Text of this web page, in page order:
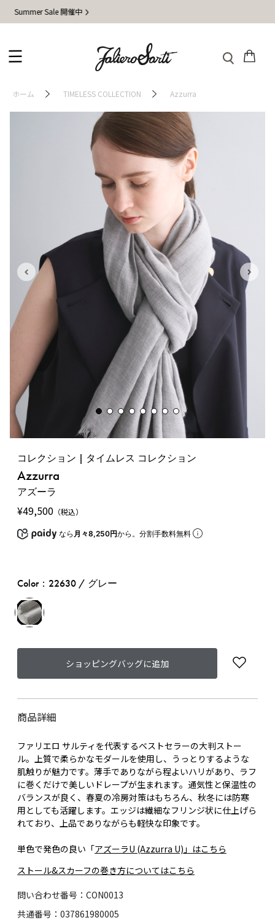
Sale 開催中
ホーム TIMELESS COLLECTION Azzurra
コレクション | タイムレス コレクション
Azzurra
アズーラ
¥49,500 （税込）
なら 月々8,250円から。分割手数料無料
Color：22630 / グレー
ショッピングバッグに追加
商品詳細
ファリエロ サルティを代表するベストセラーの大判ストー
ル。上質で柔らかなモダールを使用し、うっとりするような
肌触りが魅力です。薄手でありながら程よいハリがあり、ラフ
に巻くだけで美しいドレープが生まれます。通気性と保温性の
バランスが良く、春夏の冷房対策はもちろん、秋冬には防寒
用としても活躍します。エッジは繊細なフリンジ状に仕上げら
れており、上品でありながらも軽快な印象です。
単色で発色の良い「アズーラU (Azzurra U)」はこちら
ストール&スカーフの巻き方についてはこちら
問い合わせ番号：CON0013
共通番号：037861980005